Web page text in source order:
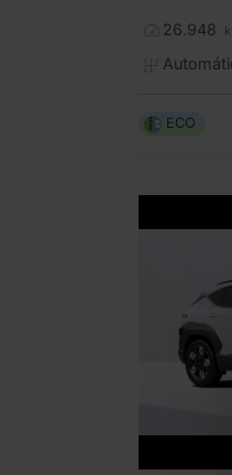
26.948
ECO